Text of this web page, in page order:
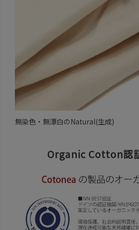
無染色・無漂白のNatural(生成)
Organic Cotton認